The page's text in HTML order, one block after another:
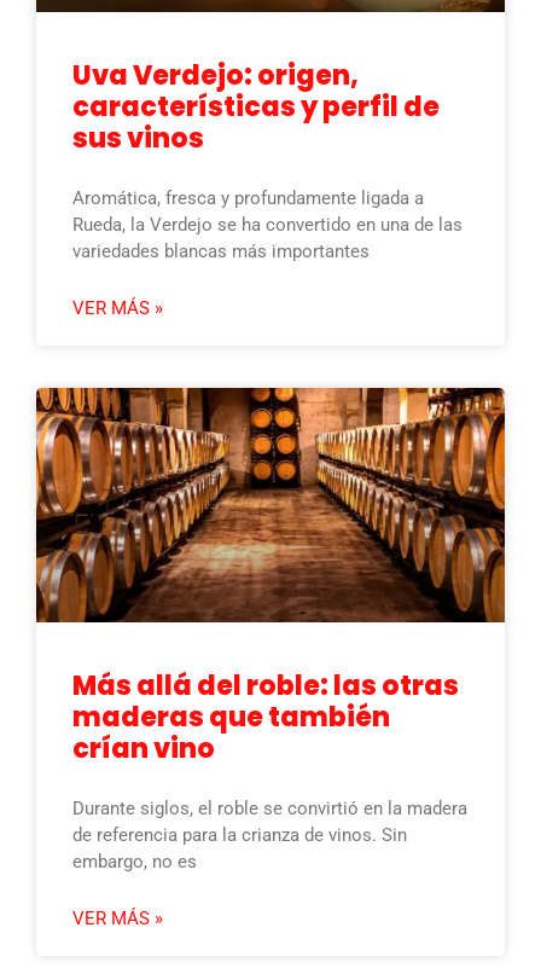
Uva Verdejo: origen,
características y perfil de
sus vinos
Aromática, fresca y profundamente ligada a
Rueda, la Verdejo se ha convertido en una de las
variedades blancas más importantes
VER MÁS »
Más allá del roble: las otras
maderas que también
crían vino
Durante siglos, el roble se convirtió en la madera
de referencia para la crianza de vinos. Sin
embargo, no es
VER MÁS »